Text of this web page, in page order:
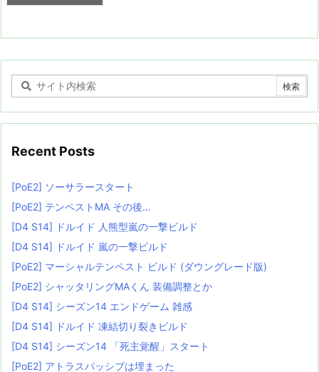
Recent Posts
[PoE2] ソーサラースタート
[PoE2] テンペストMA その後…
[D4 S14] ドルイド 人熊型嵐の一撃ビルド
[D4 S14] ドルイド 嵐の一撃ビルド
[PoE2] マーシャルテンペスト ビルド (ダウングレード版)
[PoE2] シャッタリングMAくん 装備調整とか
[D4 S14] シーズン14 エンドゲーム 雑感
[D4 S14] ドルイド 凍結切り裂きビルド
[D4 S14] シーズン14 「死主覚醒」スタート
[PoE2] アトラスパッシブは埋まった